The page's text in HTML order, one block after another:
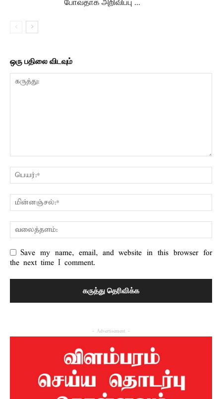
போவதாக அறிவிப்பு …
ஒரு பதிலை விடவும்
Save my name, email, and website in this browser for
the next time I comment.
- Advertisement -